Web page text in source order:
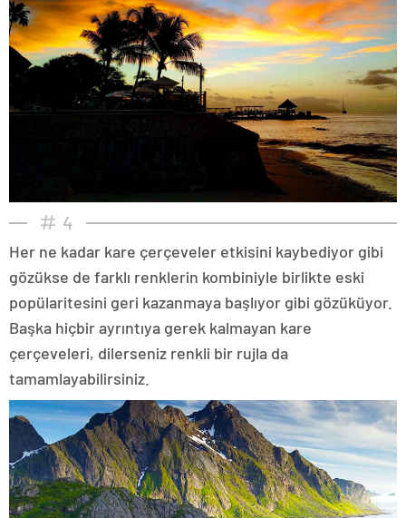
4
Her ne kadar kare çerçeveler etkisini kaybediyor gibi
gözükse de farklı renklerin kombiniyle birlikte eski
popülaritesini geri kazanmaya başlıyor gibi gözüküyor.
Başka hiçbir ayrıntıya gerek kalmayan kare
çerçeveleri, dilerseniz renkli bir rujla da
tamamlayabilirsiniz.